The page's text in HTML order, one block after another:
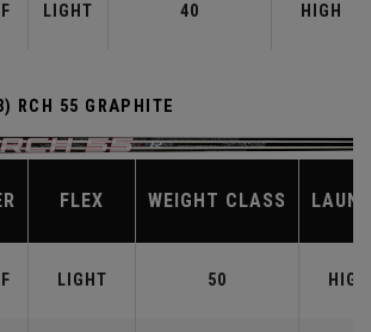
LIGHT 40 HIGH
RCH 55 GRAPHITE
FLEX WEIGHT CLASS
LIGHT 50 HIGH